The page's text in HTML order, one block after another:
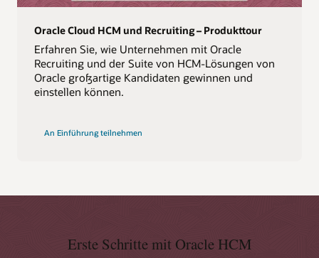
Oracle Cloud HCM und Recruiting – Produkttour
Erfahren Sie, wie Unternehmen mit Oracle
Recruiting und der Suite von HCM-Lösungen von
Oracle großartige Kandidaten gewinnen und
einstellen können.
An Einführung teilnehmen
Erste Schritte mit Oracle HCM